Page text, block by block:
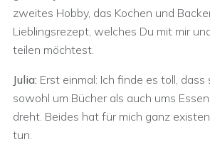
zweites Hobby, das Kochen und
Lieblingsrezept, welches Du mit mir
teilen möchtest.
Julia: Erst einmal: Ich finde es toll, dass
sowohl um Bücher als auch ums
dreht. Beides hat für mich ganz
tun.